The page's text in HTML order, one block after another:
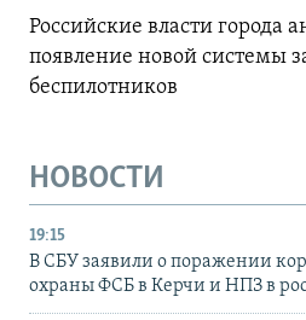
Российские власти города
появление новой системы
беспилотников
НОВОСТИ
19:15
В СБУ заявили о поражении
охраны ФСБ в Керчи и НПЗ в